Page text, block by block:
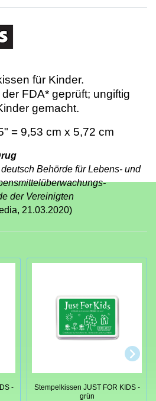
für Kinder.
FDA* geprüft; ungiftig
gemacht.
= 9,53 cm x 5,72 cm
deutsch Behörde für Lebens- und
der Vereinigten
21.03.2020)
-
Stempelkissen JUST FOR KIDS -
grün